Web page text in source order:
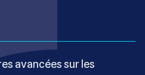
avancées sur les